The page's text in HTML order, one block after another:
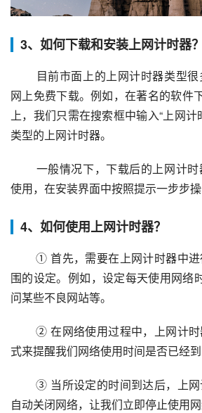
3、如何下载和安装上网计时器？
网上免费下载。例如，在著名的软件
上，我们只需在搜索框中输入“上网计
类型的上网计时器。
使用，在安装界面中按照提示一步步操
4、如何使用上网计时器？
① 首先，需要在上网计时器中进行时间设定和使用范
围的设定。例如，设定每天使用网络
问某些不良网站等。
② 在网络使用过程中，上网计时器会通过弹窗等等形
式来提醒我们网络使用时间是否已经到
③ 当所设定的时间到达后，上网计时器会进行提醒并
自动关闭网络，让我们立即停止使用网